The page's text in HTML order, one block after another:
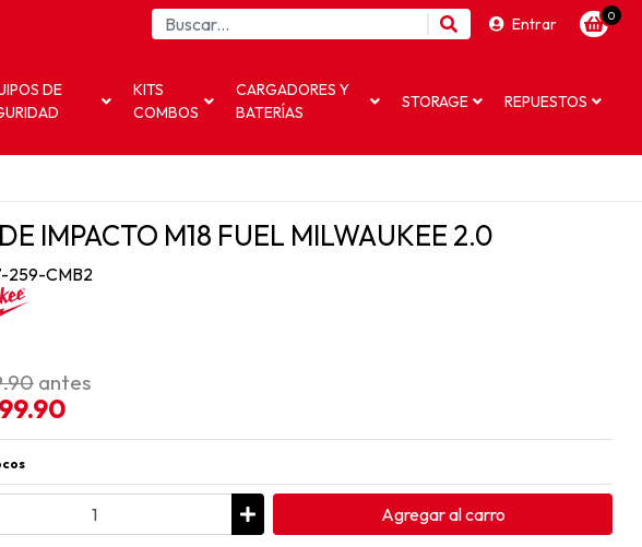
Entrar 0
DE
KITS
COMBOS
CARGADORES Y
BATERÍAS
STORAGE REPUESTOS
IMPACTO M18 FUEL MILWAUKEE 2.0
259-CMB2
antes
Agregaral carro